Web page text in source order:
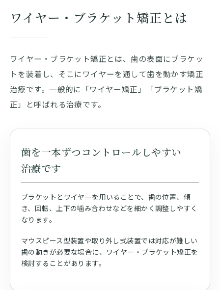
ワイヤー・ブラケット矯正とは
ワイヤー・ブラケット矯正とは、歯の表面にブラケッ
トを装着し、そこにワイヤーを通して歯を動かす矯正
治療です。一般的に「ワイヤー矯正」「ブラケット矯
正」と呼ばれる治療です。
歯を一本ずつコントロールしやすい
治療です
ブラケットとワイヤーを用いることで、歯の位置、傾
き、回転、上下の噛み合わせなどを細かく調整しやすく
なります。
マウスピース型装置や取り外し式装置では対応が難しい
歯の動きが必要な場合に、ワイヤー・ブラケット矯正を
検討することがあります。